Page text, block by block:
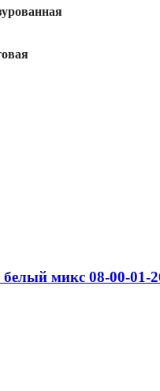
микс 08-00-01-